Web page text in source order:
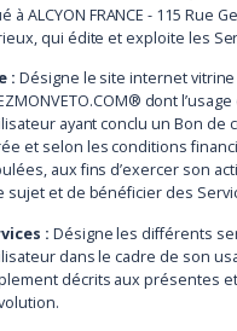
à ALCYON FRANCE - 115 Rue
qui édite et exploite les
: Désigne le site internet vitrine
dont
ayant conclu un Bon de
et selon les conditions
aux fins d’exercer son
sujet et de bénéficier des
: Désigne les différents
dans le cadre de son
décrits aux présentes